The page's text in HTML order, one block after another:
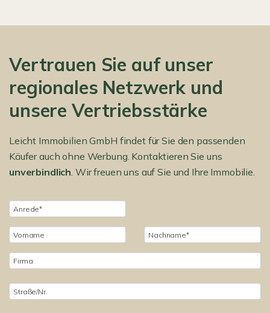
Vertrauen Sie auf unser
regionales Netzwerk und
unsere Vertriebsstärke
Leicht Immobilien GmbH findet für Sie den passenden
Käufer auch ohne Werbung. Kontaktieren Sie uns
unverbindlich. Wir freuen uns auf Sie und Ihre Immobilie.